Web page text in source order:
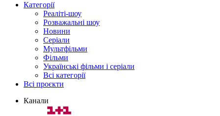
Категорії
Реаліті-шоу
Розважальні шоу
Новини
Серіали
Мультфільми
Фільми
Українські фільми і серіали
Всі категорії
Всі проєкти
Канали